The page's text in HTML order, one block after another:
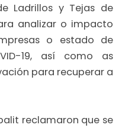
Ladrillos y Tejas de
analizar o impacto
o estado de
19, así como as
para recuperar a
reclamaron que se